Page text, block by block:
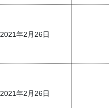
2021年2月26日
2021年2月26日